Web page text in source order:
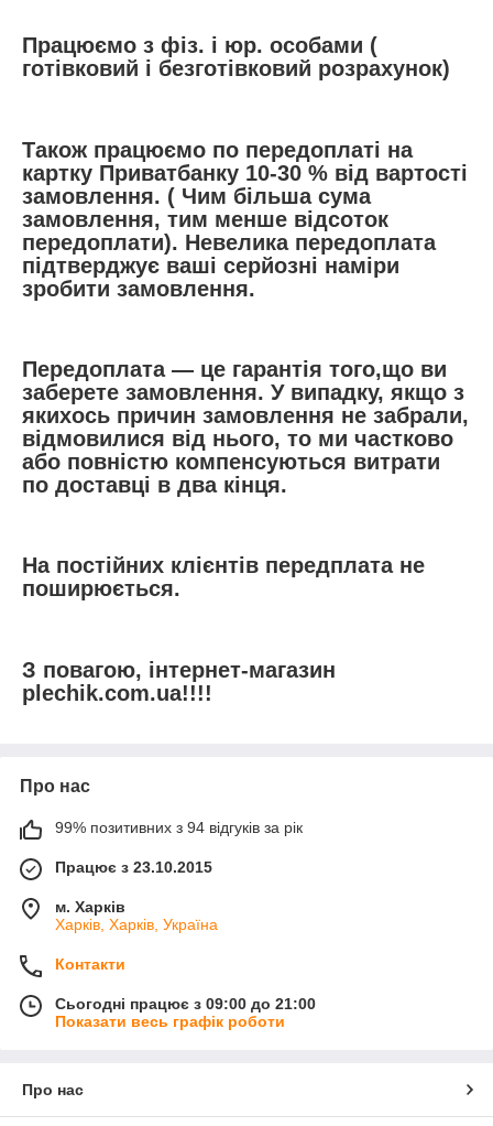
Працюємо з фіз. і юр. особами (
готівковий і безготівковий розрахунок)
Також працюємо по передоплаті на
картку Приватбанку 10-30 % від вартості
замовлення. ( Чим більша сума
замовлення, тим менше відсоток
передоплати). Невелика передоплата
підтверджує ваші серйозні наміри
зробити замовлення.
Передоплата ― це гарантія того,що ви
заберете замовлення. У випадку, якщо з
якихось причин замовлення не забрали,
відмовилися від нього, то ми частково
або повністю компенсуються витрати
по доставці в два кінця.
На постійних клієнтів передплата не
поширюється.
З повагою, інтернет-магазин
plechik.com.ua!!!!
Про нас
99% позитивних з 94 відгуків за рік
Працює з 23.10.2015
м. Харків
Харків, Харків, Україна
Контакти
Сьогодні працює з 09:00 до 21:00
Показати весь графік роботи
Про нас